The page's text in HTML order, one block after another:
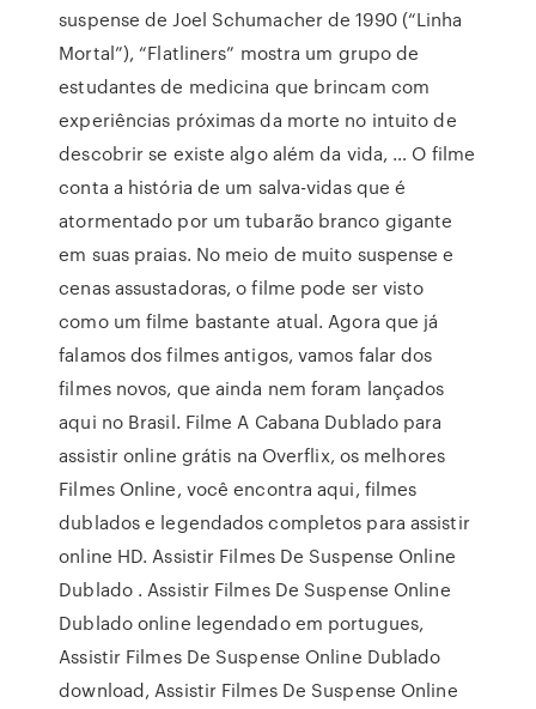
suspense de Joel Schumacher de 1990 (“Linha
Mortal”), “Flatliners” mostra um grupo de
estudantes de medicina que brincam com
experiências próximas da morte no intuito de
descobrir se existe algo além da vida, … O filme
conta a história de um salva-vidas que é
atormentado por um tubarão branco gigante
em suas praias. No meio de muito suspense e
cenas assustadoras, o filme pode ser visto
como um filme bastante atual. Agora que já
falamos dos filmes antigos, vamos falar dos
filmes novos, que ainda nem foram lançados
aqui no Brasil. Filme A Cabana Dublado para
assistir online grátis na Overflix, os melhores
Filmes Online, você encontra aqui, filmes
dublados e legendados completos para assistir
online HD. Assistir Filmes De Suspense Online
Dublado . Assistir Filmes De Suspense Online
Dublado online legendado em portugues,
Assistir Filmes De Suspense Online Dublado
download, Assistir Filmes De Suspense Online